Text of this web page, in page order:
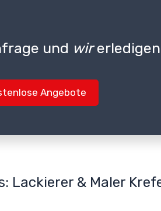
und wirerledigen
Angebote
Lackierer & Maler